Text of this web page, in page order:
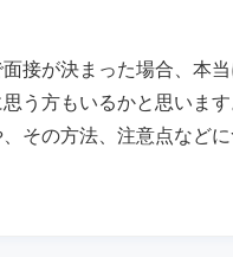
接が決まった場合、本
う方もいるかと思いま
その方法、注意点などに